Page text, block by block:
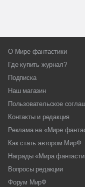
О Мире фантастики
Где купить журнал?
Подписка
Наш магазин
Пользовательское
Контакты и редакция
Реклама на «Мире
Как стать автором МирФ
Награды «Мира
Вопросы редакции
Форум МирФ